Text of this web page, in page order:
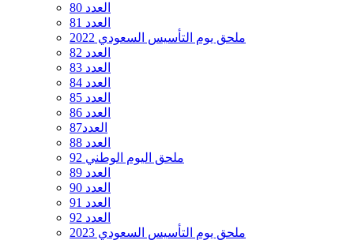
العدد 80
العدد 81
ملحق يوم التأسيس السعودي 2022
العدد 82
العدد 83
العدد 84
العدد 85
العدد 86
العدد87
العدد 88
ملحق اليوم الوطني 92
العدد 89
العدد 90
العدد 91
العدد 92
ملحق يوم التأسيس السعودي 2023